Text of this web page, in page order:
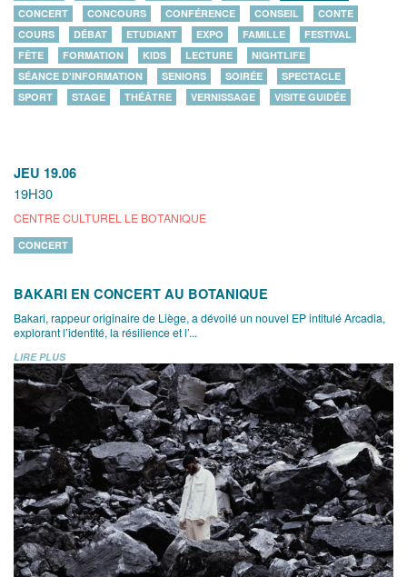
CONCERT
CONCOURS CONFÉRENCE CONSEIL
CONTE
COURS
DÉBAT ETUDIANT EXPO FAMILLE
FESTIVAL
FÊTE
FORMATION KIDS LECTURE
NIGHTLIFE
SÉANCE D'INFORMATION
SENIORS SOIRÉE
SPECTACLE
SPORT
STAGE THÉÂTRE VERNISSAGE VISITE GUIDÉE
JEU 19.06
19H30
CENTRE CULTUREL LE BOTANIQUE
CONCERT
BAKARI EN CONCERT AU BOTANIQUE
Bakari, rappeur originaire de Liège, a dévoilé un nouvel EP intitulé Arcadia,
explorant l’identité, la résilience et l’...
LIRE PLUS